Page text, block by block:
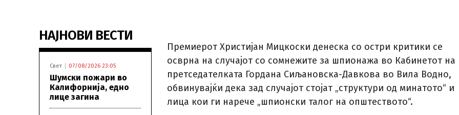
НАЈНОВИ ВЕСТИ
Свет 07/08/2026 23:05
Шумски пожари во
Калифорнија, едно
лице загина
Премиерот Христијан Мицкоски денеска со остри критики се
осврна на случајот со сомнежите за шпионажа во Кабинетот на
претседателката Гордана Сиљановска-Давкова во Вила Водно,
обвинувајќи дека зад случајот стојат „структури од минатото“ и
лица кои ги нарече „шпионски талог на општеството“.